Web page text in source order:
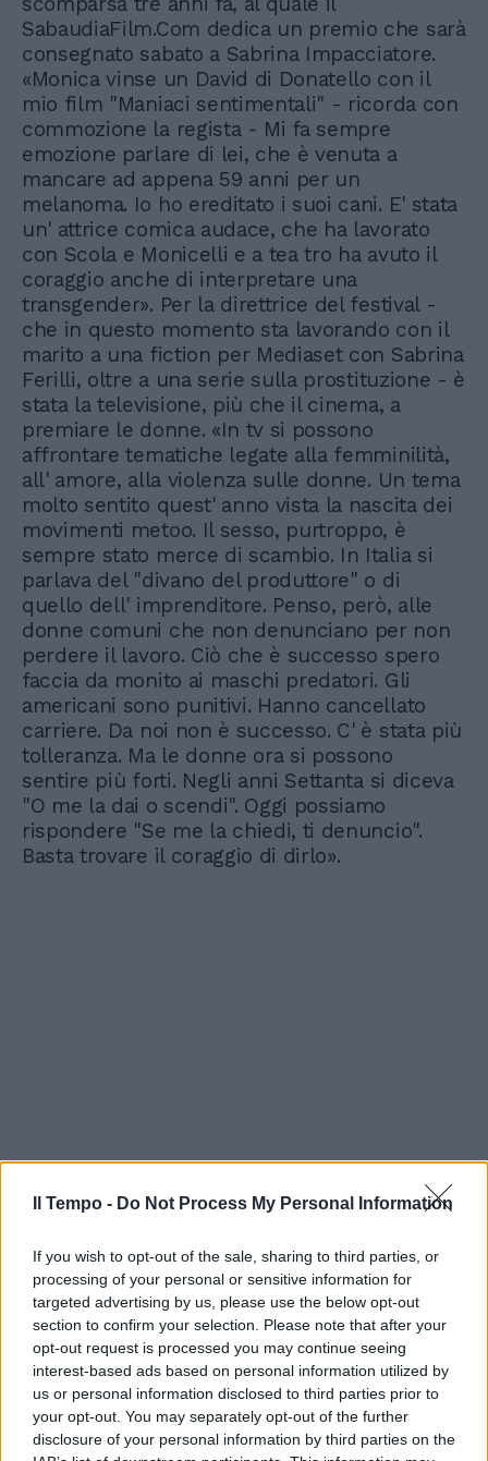
Il Tempo - Do Not Process My Personal Information
If you wish to opt-out of the sale, sharing to third parties, or
processing of your personal or sensitive information for
targeted advertising by us, please use the below opt-out
section to confirm your selection. Please note that after your
opt-out request is processed you may continue seeing
interest-based ads based on personal information utilized by
us or personal information disclosed to third parties prior to
your opt-out. You may separately opt-out of the further
disclosure of your personal information by third parties on the
SabaudiaFilm.Com dedica un premio che sarà
consegnato sabato a Sabrina Impacciatore.
«Monica vinse un David di Donatello con il
mio film "Maniaci sentimentali" - ricorda con
commozione la regista - Mi fa sempre
emozione parlare di lei, che è venuta a
mancare ad appena 59 anni per un
melanoma. Io ho ereditato i suoi cani. E' stata
un' attrice comica audace, che ha lavorato
con Scola e Monicelli e a tea tro ha avuto il
coraggio anche di interpretare una
transgender». Per la direttrice del festival -
che in questo momento sta lavorando con il
marito a una fiction per Mediaset con Sabrina
Ferilli, oltre a una serie sulla prostituzione - è
stata la televisione, più che il cinema, a
premiare le donne. «In tv si possono
affrontare tematiche legate alla femminilità,
all' amore, alla violenza sulle donne. Un tema
molto sentito quest' anno vista la nascita dei
movimenti metoo. Il sesso, purtroppo, è
sempre stato merce di scambio. In Italia si
parlava del "divano del produttore" o di
quello dell' imprenditore. Penso, però, alle
donne comuni che non denunciano per non
perdere il lavoro. Ciò che è successo spero
faccia da monito ai maschi predatori. Gli
americani sono punitivi. Hanno cancellato
carriere. Da noi non è successo. C' è stata più
tolleranza. Ma le donne ora si possono
sentire più forti. Negli anni Settanta si diceva
"O me la dai o scendi". Oggi possiamo
rispondere "Se me la chiedi, ti denuncio".
Basta trovare il coraggio di dirlo».